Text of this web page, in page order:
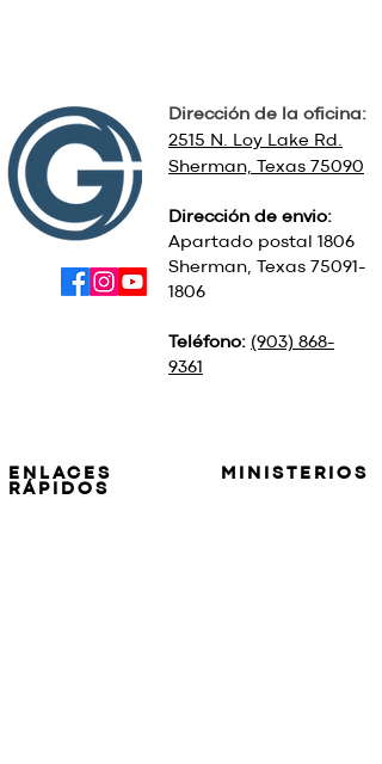
Dirección de la oficina:
2515 N. Loy Lake Rd.
Sherman, Texas 75090
Dirección de envio:
Apartado postal 1806
Sherman, Texas 75091-
1806
Teléfono: (903) 868-
9361
ENLACES
RÁPIDOS
MINISTERIOS